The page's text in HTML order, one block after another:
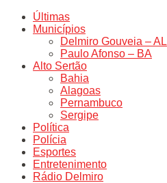
Últimas
Municípios
Delmiro Gouveia – AL
Paulo Afonso – BA
Alto Sertão
Bahia
Alagoas
Pernambuco
Sergipe
Política
Polícia
Esportes
Entretenimento
Rádio Delmiro